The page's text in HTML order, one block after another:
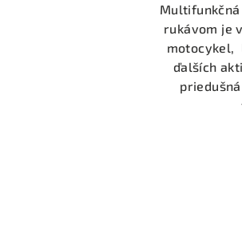
rukávom je
motocykel,
ďalších